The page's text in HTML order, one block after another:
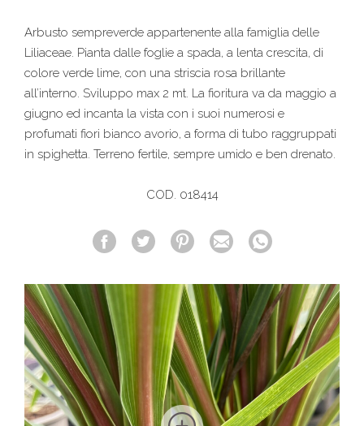
Arbusto sempreverde appartenente alla famiglia delle
Liliaceae. Pianta dalle foglie a spada, a lenta crescita, di
colore verde lime, con una striscia rosa brillante
all’interno. Sviluppo max 2 mt. La fioritura va da maggio a
giugno ed incanta la vista con i suoi numerosi e
profumati fiori bianco avorio, a forma di tubo raggruppati
in spighetta. Terreno fertile, sempre umido e ben drenato.
COD. 018414